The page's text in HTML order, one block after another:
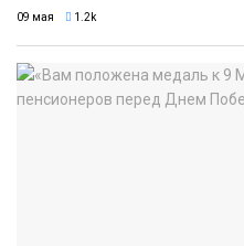
09 мая 1.2k